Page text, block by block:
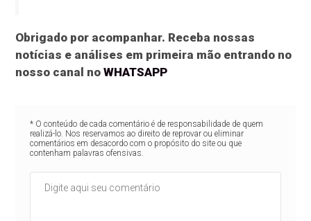
Obrigado por acompanhar. Receba nossas
notícias e análises em primeira mão entrando no
nosso canal noWHATSAPP
* O conteúdo de cada comentário é de responsabilidade de quem
realizá-lo. Nos reservamos ao direito de reprovar ou eliminar
comentários em desacordo com o propósito do site ou que
contenham palavras ofensivas.